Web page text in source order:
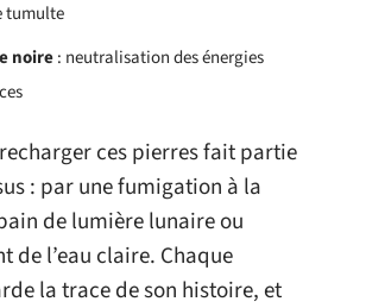
tumulte
noire: neutralisation des énergies
ces pierres fait partie
: par une fumigation à la
de lumière lunaire ou
de l’eau claire. Chaque
la trace de son histoire, et